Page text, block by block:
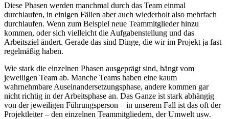
Diese Phasen werden manchmal durch das Team einmal
durchlaufen, in einigen Fällen aber auch wiederholt also mehrfach
durchlaufen. Wenn zum Beispiel neue Teammitglieder hinzu
kommen, oder sich vielleicht die Aufgabenstellung und das
Arbeitsziel ändert. Gerade das sind Dinge, die wir im Projekt ja fast
regelmäßig haben.
Wie stark die einzelnen Phasen ausgeprägt sind, hängt vom
jeweiligen Team ab. Manche Teams haben eine kaum
wahrnehmbare Auseinandersetzungsphase, andere kommen gar
nicht richtig in der Arbeitsphase an. Das Ganze ist stark abhängig
von der jeweiligen Führungsperson – in unserem Fall ist das oft der
Projektleiter – den einzelnen Teammitgliedern, der Umwelt usw.